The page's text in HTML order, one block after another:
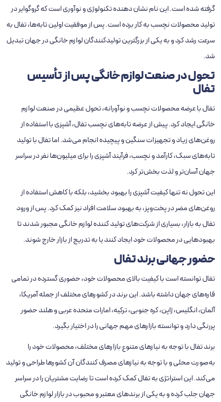
گرفته شده است. این نام نشان ‌دهنده تکنولوژی و نوآوری است که گروگوایر در
تولید محصولات نچسب به کار برده است. پس از موفقیت اولین تابه‌ها، تفال به
سرعت رشد کرد و به یکی از بزرگترین تولیدکنندگان لوازم خانگی در جهان تبدیل
شد.
تحول در صنعت لوازم خانگی پس از تأسیس
تفال
تفال با عرضه محصولات نچسب و نوآورانه، تحول عظیمی در صنعت لوازم
خانگی ایجاد کرد. پیش از عرضه تابه‌های نچسب تفال، آشپزی با استفاده از
روغن‌های زیاد و تجهیزات سنگین و پیچیده انجام می‌شد. اما تفال با تولید
تابه‌های سبک، کارآمد و نچسب، فرآیند آشپزی را برای میلیون‌ها نفر در سراسر
جهان آسان‌تر و لذت ‌بخش‌تر کرد.
این تحول نه ‌تنها کیفیت آشپزی را بهبود بخشید، بلکه با کاهش استفاده از
روغن‌های مضر در پخت‌وپز، به بهبود سلامت افراد نیز کمک کرد. پس از ورود
تفال به بازار، بسیاری از شرکت‌های تولید کننده لوازم خانگی مجبور شدند تا
بهبودهایی در محصولات خود ایجاد کنند یا به تدریج از بازار خارج شوند.
حضور جهانی برند تفال
تفال توانسته است با کیفیت بالای محصولات خود، حضوری گسترده در تمامی
قاره‌های جهان داشته باشد. این برند در کشورهای مختلف از جمله آمریکا،
آلمان، انگلیس، ژاپن، کره جنوبی، ترکیه، امارات متحده عربی و هلند حضور
پررنگی دارد و توانسته بازارهای مهم جهانی را در اختیار بگیرد.
برند تفال با توجه به نیازهای متنوع بازارهای مختلف، محصولات خود را
به‌صورت محلی و با توجه به نیازهای مصرف ‌کنندگان آن کشورها طراحی و تولید
می‌کند. این استراتژی به تفال کمک کرده است تا رضایت مشتریان را در سراسر
جهان جلب کرده و به یکی از برندهای معتبر و محبوب در بازار لوازم خانگی